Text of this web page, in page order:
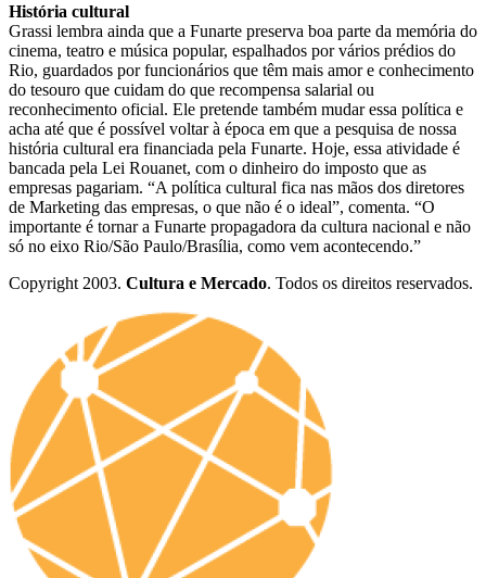
História cultural
Grassi lembra ainda que a Funarte preserva boa parte da memória do
cinema, teatro e música popular, espalhados por vários prédios do
Rio, guardados por funcionários que têm mais amor e conhecimento
do tesouro que cuidam do que recompensa salarial ou
reconhecimento oficial. Ele pretende também mudar essa política e
acha até que é possível voltar à época em que a pesquisa de nossa
história cultural era financiada pela Funarte. Hoje, essa atividade é
bancada pela Lei Rouanet, com o dinheiro do imposto que as
empresas pagariam. “A política cultural fica nas mãos dos diretores
de Marketing das empresas, o que não é o ideal”, comenta. “O
importante é tornar a Funarte propagadora da cultura nacional e não
só no eixo Rio/São Paulo/Brasília, como vem acontecendo.”
Copyright 2003. Cultura e Mercado. Todos os direitos reservados.